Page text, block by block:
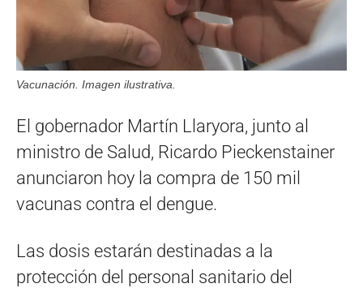
Vacunación. Imagen ilustrativa.
El gobernador Martín Llaryora, junto al
ministro de Salud, Ricardo Pieckenstainer
anunciaron hoy la compra de 150 mil
vacunas contra el dengue.
Las dosis estarán destinadas a la
protección del personal sanitario del